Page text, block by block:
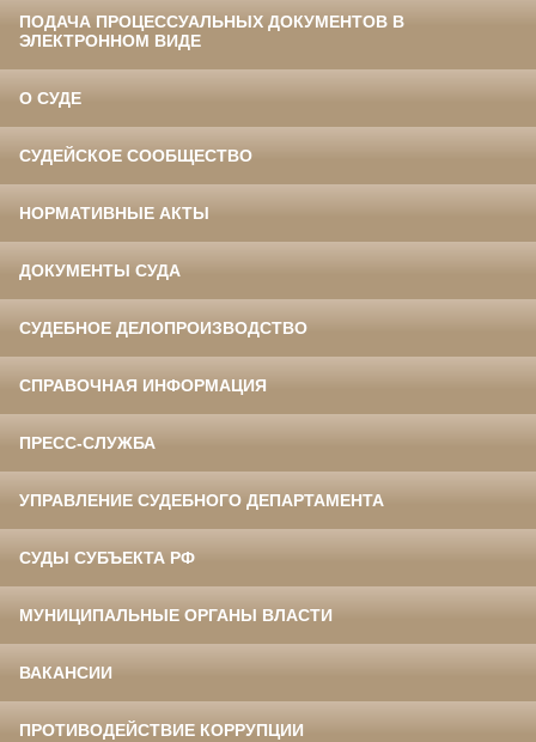
ПОДАЧА ПРОЦЕССУАЛЬНЫХ ДОКУМЕНТОВ В
ЭЛЕКТРОННОМ ВИДЕ
О СУДЕ
СУДЕЙСКОЕ СООБЩЕСТВО
НОРМАТИВНЫЕ АКТЫ
ДОКУМЕНТЫ СУДА
СУДЕБНОЕ ДЕЛОПРОИЗВОДСТВО
СПРАВОЧНАЯ ИНФОРМАЦИЯ
ПРЕСС-СЛУЖБА
УПРАВЛЕНИЕ СУДЕБНОГО ДЕПАРТАМЕНТА
СУДЫ СУБЪЕКТА РФ
МУНИЦИПАЛЬНЫЕ ОРГАНЫ ВЛАСТИ
ВАКАНСИИ
ПРОТИВОДЕЙСТВИЕ КОРРУПЦИИ